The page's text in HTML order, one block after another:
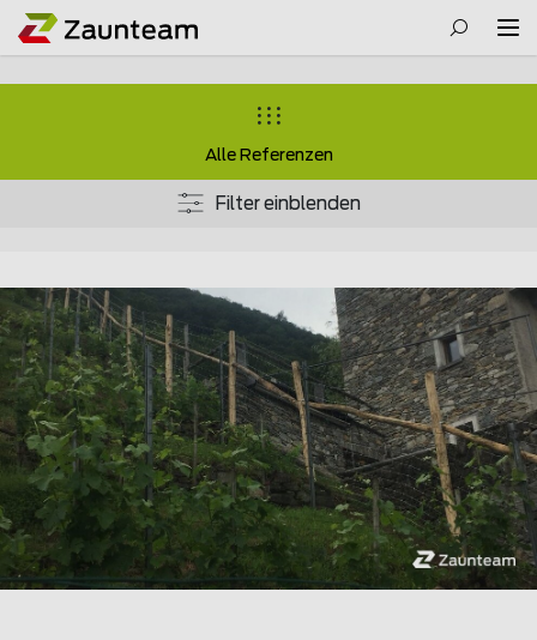
Alle Referenzen
Filter einblenden